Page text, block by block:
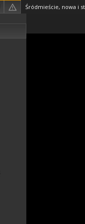
Śródmieście, nowa i